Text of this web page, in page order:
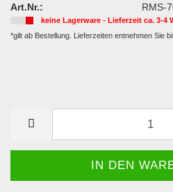
Art.Nr.: RMS-
keine Lagerware - Lieferzeit ca. 3-4
*gilt ab Bestellung. Lieferzeiten entnehmen Sie